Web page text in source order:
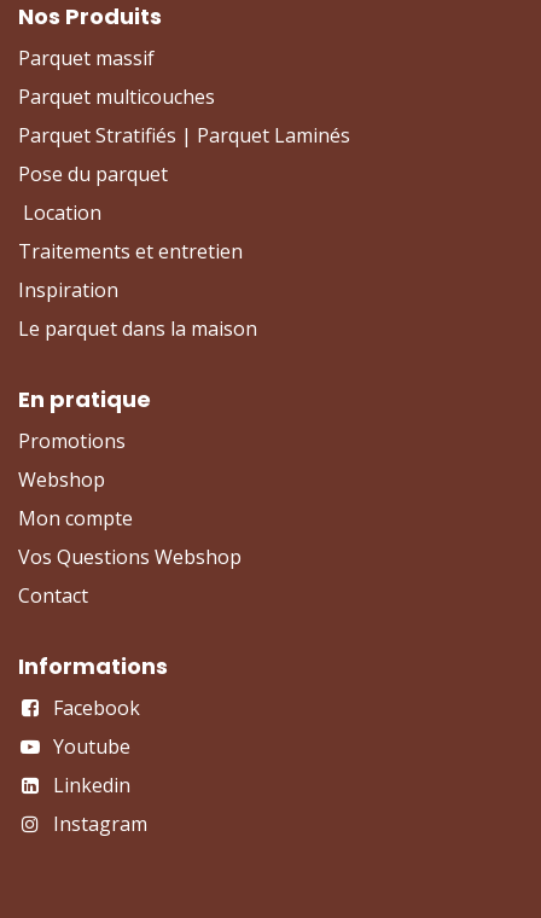
Nos Produits
Parquet massif
Parquet multicouches
Parquet Stratifiés | Parquet Laminés
Pose du parquet
Location
Traitements et entretien
Inspiration
Le parquet dans la maison
En pratique
Promotions
Webshop
Mon compte
Vos Questions Webshop
Contact
Informations
Facebook
Youtube
Linkedin
Instagram